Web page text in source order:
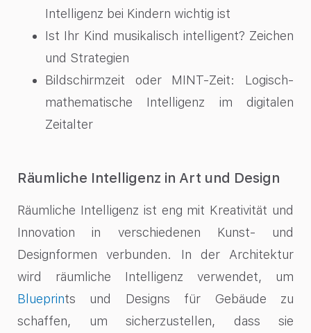
Intelligenz bei Kindern wichtig ist
Ist Ihr Kind musikalisch intelligent? Zeichen
und Strategien
Bildschirmzeit oder MINT-Zeit: Logisch-
mathematische Intelligenz im digitalen
Zeitalter
Räumliche Intelligenz in Art und Design
Räumliche Intelligenz ist eng mit Kreativität und
Innovation in verschiedenen Kunst- und
Designformen verbunden. In der Architektur
wird räumliche Intelligenz verwendet, um
Blueprints und Designs für Gebäude zu
schaffen, um sicherzustellen, dass sie